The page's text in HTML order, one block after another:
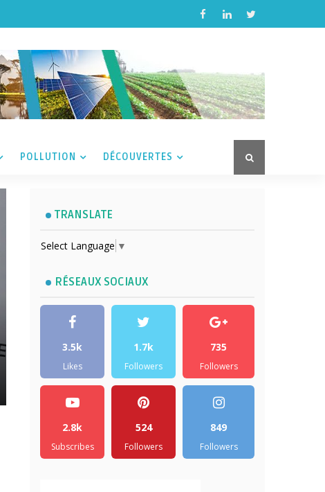
POLLUTION DÉCOUVERTES
TRANSLATE
Select Language ▼
RÉSEAUX SOCIAUX
3.5k
Likes
1.7k
Followers
735
Followers
2.8k
Subscribes
524
Followers
849
Followers